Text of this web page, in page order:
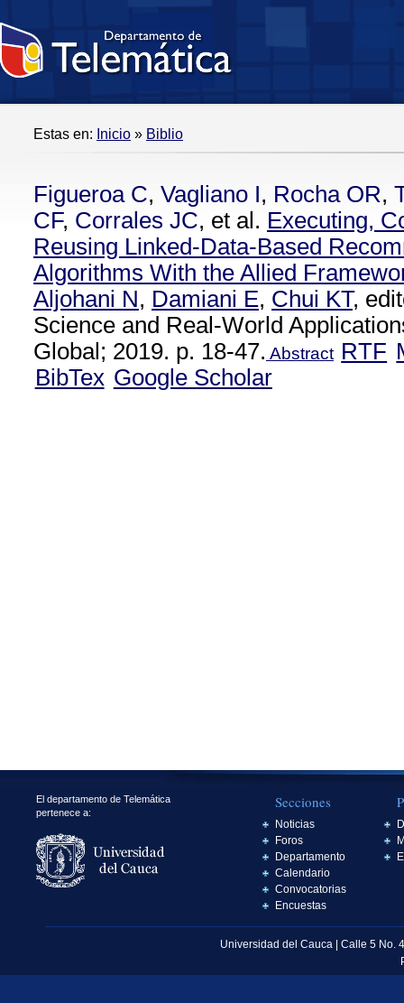
Estas en: Inicio » Biblio
Figueroa C, Vagliano I, Rocha OR,
CF, Corrales JC, et al. Executing,
Reusing Linked-Data-Based
Algorithms With the Allied
Aljohani N, Damiani E, Chui KT,
Science and Real-World
Global; 2019. p. 18-47. Abstract RTF
BibTex Google Scholar
El departamento de Telemática
pertenece a:
Secciones
Noticias
Foros
Departamento
Calendario
Convocatorias
Encuestas
Universidad del Cauca | Calle 5 No.